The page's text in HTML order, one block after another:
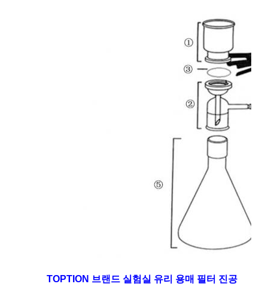
TOPTION 브랜드 실험실 유리 용매 필터 진공